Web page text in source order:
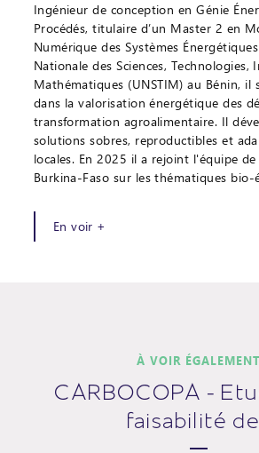
Ingénieur de conception en Génie
Procédés, titulaire d’un Master 2 en
Numérique des Systèmes
Nationale des Sciences, Technologies,
Mathématiques (UNSTIM) au Bénin, il
dans la valorisation énergétique des
transformation agroalimentaire. Il
solutions sobres, reproductibles et
locales. En 2025 il a rejoint l'équipe
Burkina-Faso sur les thématiques bio-
En voir +
À VOIR ÉGALEMENT
CARBOCOPA -
faisabilité